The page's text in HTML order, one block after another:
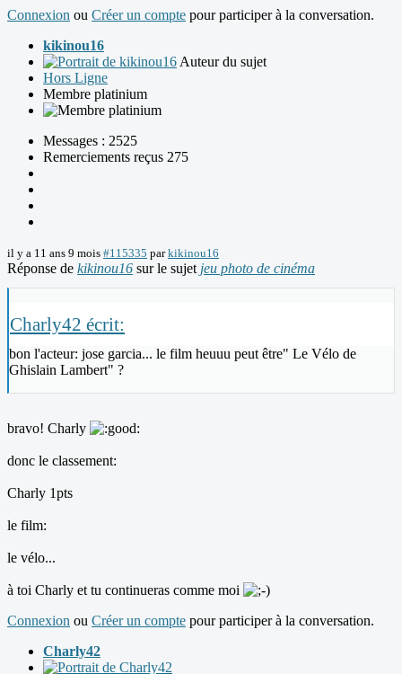
Connexion ou Créer un compte pour participer à la conversation.
kikinou16
Auteur du sujet
Hors Ligne
Membre platinium
Messages : 2525
Remerciements reçus 275
il y a 11 ans 9 mois #115335 parkikinou16
Réponse de kikinou16 sur le sujet jeu photo de cinéma
Charly42 écrit:
bon l'acteur: jose garcia... le film heuuu peut être" Le Vélo de
Ghislain Lambert" ?
bravo! Charly
donc le classement:
Charly 1pts
le film:
le vélo...
à toi Charly et tu continueras comme moi
Connexion ou Créer un compte pour participer à la conversation.
Charly42